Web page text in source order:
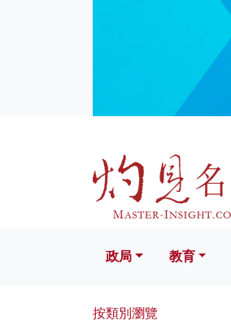
文化
政局 教育
按類別瀏覽